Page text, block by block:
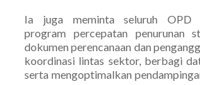
Ia juga meminta seluruh OPD
program percepatan penurunan
dokumen perencanaan dan
koordinasi lintas sektor, berbagi
serta mengoptimalkan